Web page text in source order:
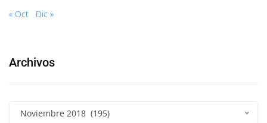
« Oct Dic »
Archivos
Noviembre 2018 (195)